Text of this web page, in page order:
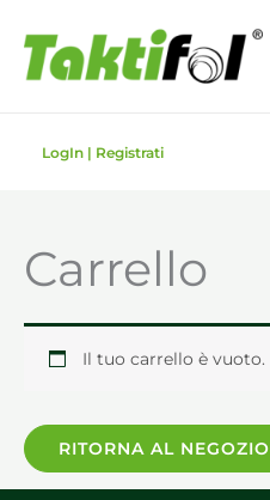
contenuto
LogIn | Registrati
Carrello
Il tuo carrello è vuoto.
RITORNA AL NEGOZIO